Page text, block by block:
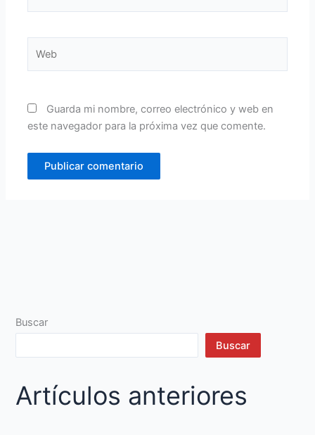
Guarda mi nombre, correo electrónico y web en
este navegador para la próxima vez que comente.
Buscar
Buscar
Artículos anteriores